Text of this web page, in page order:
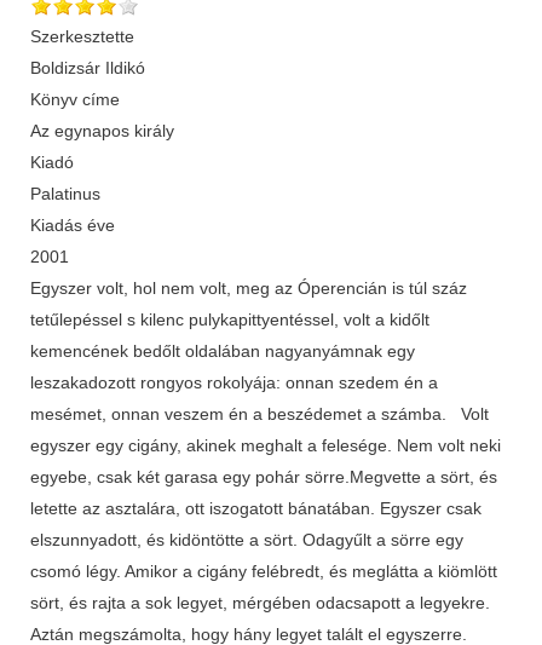
Szerkesztette
Boldizsár Ildikó
Könyv címe
Az egynapos király
Kiadó
Palatinus
Kiadás éve
2001
Egyszer volt, hol nem volt, meg az Óperencián is túl száz
tetűlepéssel s kilenc pulykapittyentéssel, volt a kidőlt
kemencének bedőlt oldalában nagyanyámnak egy
leszakadozott rongyos rokolyája: onnan szedem én a
mesémet, onnan veszem én a beszédemet a számba. Volt
egyszer egy cigány, akinek meghalt a felesége. Nem volt neki
egyebe, csak két garasa egy pohár sörre.Megvette a sört, és
letette az asztalára, ott iszogatott bánatában. Egyszer csak
elszunnyadott, és kidöntötte a sört. Odagyűlt a sörre egy
csomó légy. Amikor a cigány felébredt, és meglátta a kiömlött
sört, és rajta a sok legyet, mérgében odacsapott a legyekre.
Aztán megszámolta, hogy hány legyet talált el egyszerre.